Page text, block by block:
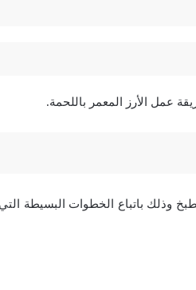
عمل الأرز المعمر باللحمة.
وذلك باتباع الخطوات البسيطة